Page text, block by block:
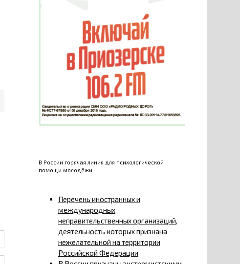
В России горячая линия для психологической
помощи молодёжи
Перечень иностранных и
международных
неправительственных организаций,
деятельность которых признана
нежелательной на территории
Российской Федерации